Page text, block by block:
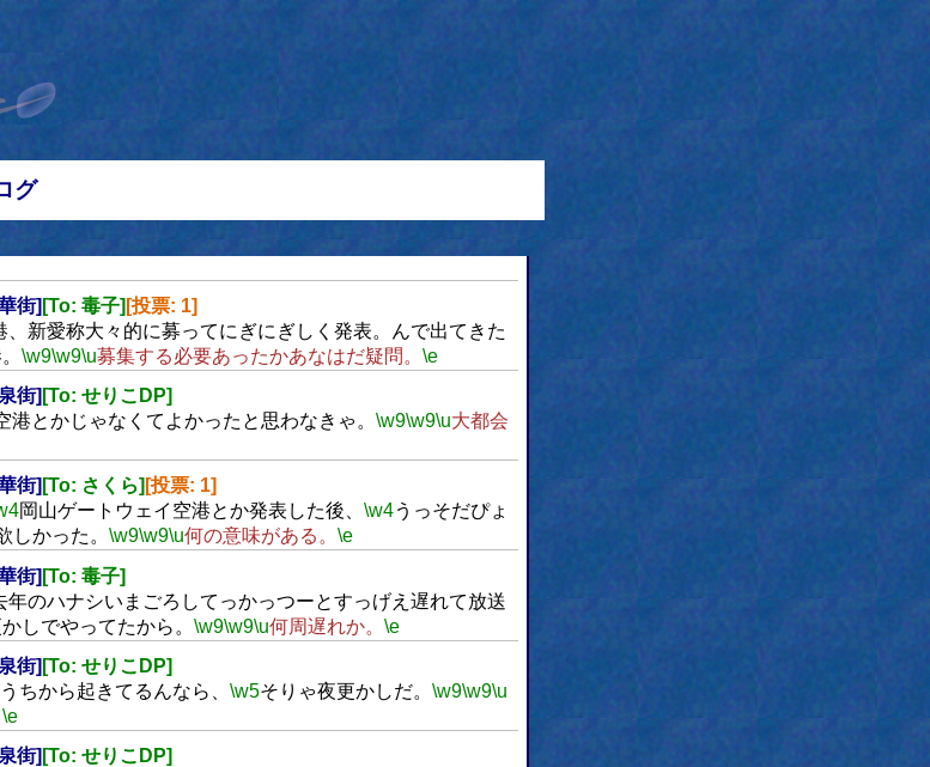
グ
街] [To: 毒子] [投票: 1]
、新愛称大々的に募ってにぎにぎしく発表。んで出てきた
\w9\w9\u募集する必要あったかあなはだ疑問。 \e
街] [To: せりこDP]
港とかじゃなくてよかったと思わなきゃ。 \w9\w9\u大都会
街] [To: さくら] [投票: 1]
岡山ゲートウェイ空港とか発表した後、 \w4うっそだぴょ
しかった。 \w9\w9\u何の意味がある。 \e
街] [To: 毒子]
年のハナシいまごろしてっかっつーとすっげえ遅れて放送
しでやってたから。 \w9\w9\u何周遅れか。 \e
街] [To: せりこDP]
ちから起きてるんなら、 \w5そりゃ夜更かしだ。 \w9\w9\u
\e
街] [To: せりこDP]